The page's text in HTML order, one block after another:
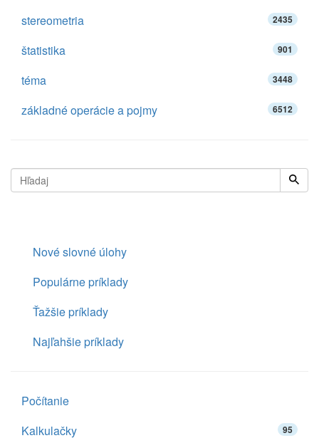
stereometria 2435
štatistika 901
téma 3448
základné operácie a pojmy 6512
Nové slovné úlohy
Populárne príklady
Ťažšie príklady
Najľahšie príklady
Počítanie
Kalkulačky
95